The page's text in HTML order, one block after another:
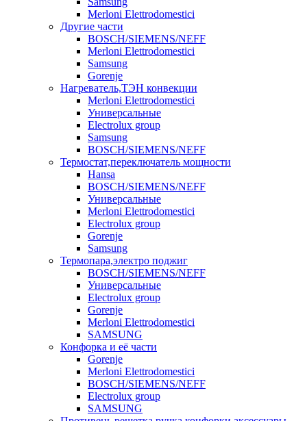
Merloni Elettrodomestici
Другие части
BOSCH/SIEMENS/NEFF
Merloni Elettrodomestici
Samsung
Gorenje
Нагреватель,ТЭН конвекции
Merloni Elettrodomestici
Универсальные
Electrolux group
Samsung
BOSCH/SIEMENS/NEFF
Термостат,переключатель мощности
Hansa
BOSCH/SIEMENS/NEFF
Универсальные
Merloni Elettrodomestici
Electrolux group
Gorenje
Samsung
Термопара,электро поджиг
BOSCH/SIEMENS/NEFF
Универсальные
Electrolux group
Gorenje
Merloni Elettrodomestici
SAMSUNG
Конфорка и её части
Gorenje
Merloni Elettrodomestici
BOSCH/SIEMENS/NEFF
Electrolux group
SAMSUNG